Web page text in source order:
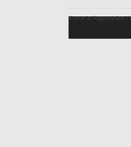
Kunst in Argentinien